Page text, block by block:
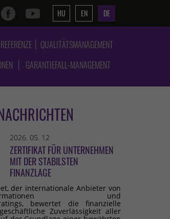
HU EN DE
REFERENZE
QUALITÄTSMANAGEMENT
GARANTIEFALL-MANAGEMENT
2026. 05. 12
ZERTIFIKAT FÜR UNTERNEHMEN
MIT DER STABILSTEN
FINANZLAGE
der internationale Anbieter von
und
bewertet die finanzielle
Zuverlässigkeit aller